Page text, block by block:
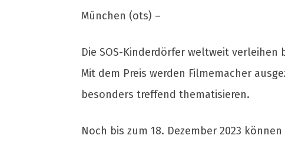
München (ots) –
Die SOS-Kinderdörfer weltweit verleihen
Mit dem Preis werden Filmemacher
besonders treffend thematisieren.
Noch bis zum 18. Dezember 2023